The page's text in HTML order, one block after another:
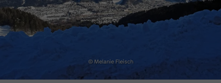
© Melanie Fleisch